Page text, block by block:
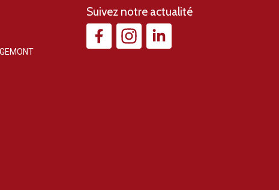
Suivez notre actualité